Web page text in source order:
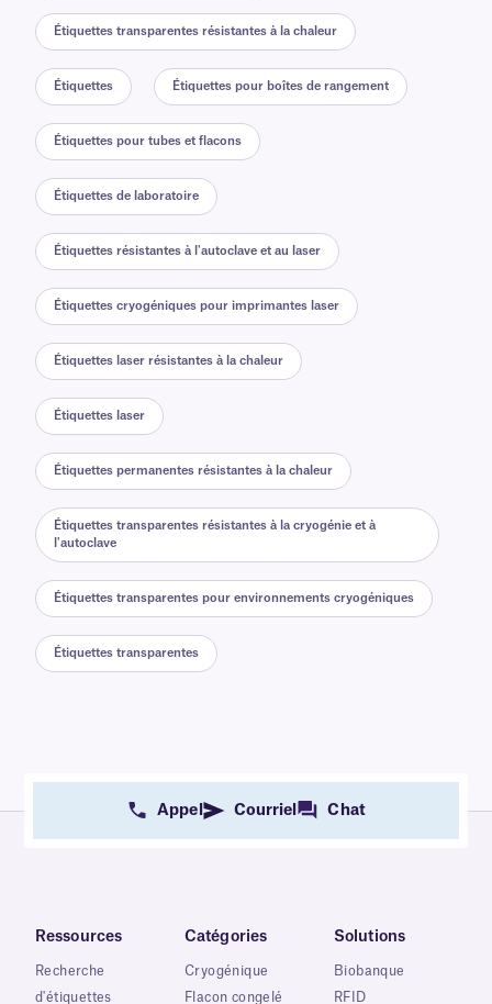
Étiquettes transparentes résistantes à la chaleur
Étiquettes Étiquettes pour boîtes de rangement
Étiquettes pour tubes et flacons
Étiquettes de laboratoire
Étiquettes résistantes à l'autoclave et au laser
Étiquettes cryogéniques pour imprimantes laser
Étiquettes laser résistantes à la chaleur
Étiquettes laser
Étiquettes permanentes résistantes à la chaleur
Étiquettes transparentes résistantes à la cryogénie et à
l'autoclave
Étiquettes transparentes pour environnements cryogéniques
Étiquettes transparentes
Appel Courriel Chat
Ressources
Recherche
d'étiquettes
Catégories
Cryogénique
Flacon congelé
Solutions
Biobanque
RFID